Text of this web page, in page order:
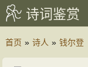
诗词鉴赏
首页 » 诗人 » 钱尔登